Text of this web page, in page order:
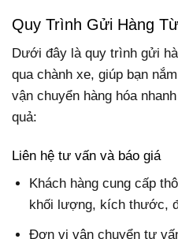
Quy Trình Gửi Hàng
Dưới đây là quy trình gửi
qua chành xe, giúp bạn
vận chuyển hàng hóa
quả:
Liên hệ tư vấn và báo giá
Khách hàng cung cấp
khối lượng, kích thước,
Đơn vị vận chuyển tư